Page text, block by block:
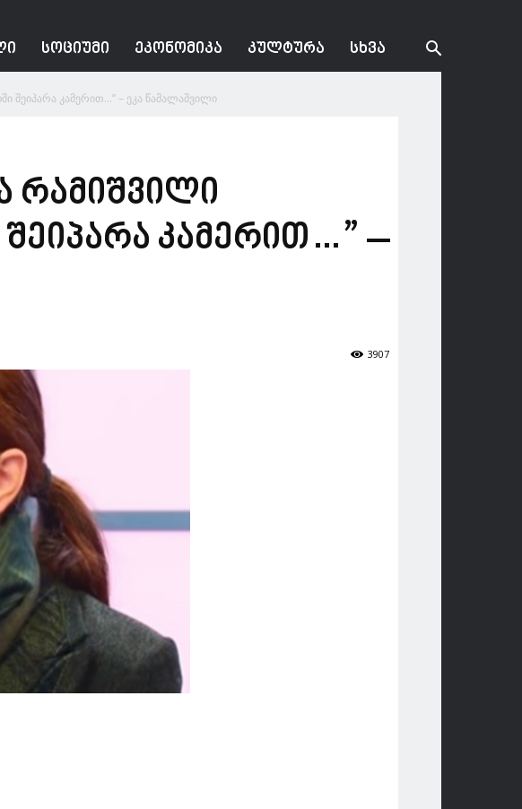
ᲡᲝᲪᲘᲣᲛᲘ ᲔᲙᲝᲜᲝᲛᲘᲙᲐ ᲙᲣᲚᲢᲣᲠᲐ ᲡᲮᲕᲐ
შეიპარა კამერით…” – ეკა წამალაშვილი
რამიშვილი
კამერით…” –
3907